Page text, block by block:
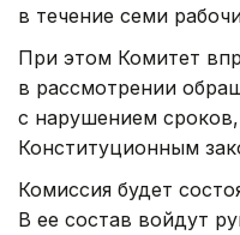
в течение семи
При этом Комитет
в рассмотрении
с нарушением
Конституционным
Комиссия будет
В ее состав войдут